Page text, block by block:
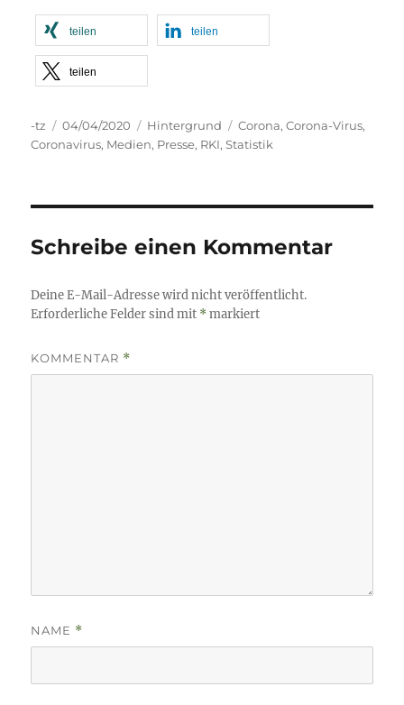
teilen teilen
teilen
Autor
-tz
Veröffentlicht
am
04/04/2020 Kategorien
Hintergrund Schlagwörter
Corona,Corona-Virus,
Coronavirus, Medien, Presse, RKI,Statistik
Schreibe einen Kommentar
Deine E-Mail-Adresse wird nicht veröffentlicht.
Erforderliche Felder sind mit *markiert
KOMMENTAR *
NAME *